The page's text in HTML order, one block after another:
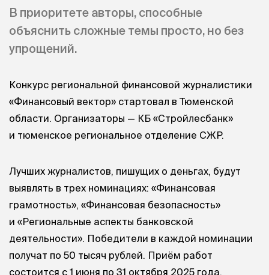
В приоритете авторы, способные
объяснить сложные темы просто, но без
упрощений.
Конкурс региональной финансовой журналистики
«Финансовый вектор» стартовал в Тюменской
области. Организаторы — КБ «Стройлесбанк»
и тюменское региональное отделение СЖР.
Лучших журналистов, пишущих о деньгах, будут
выявлять в трех номинациях: «Финансовая
грамотность», «Финансовая безопасность»
и «Региональные аспекты банковской
деятельности». Победители в каждой номинации
получат по 50 тысяч рублей. Приём работ
состоится с 1 июня по 31 октября 2025 года.